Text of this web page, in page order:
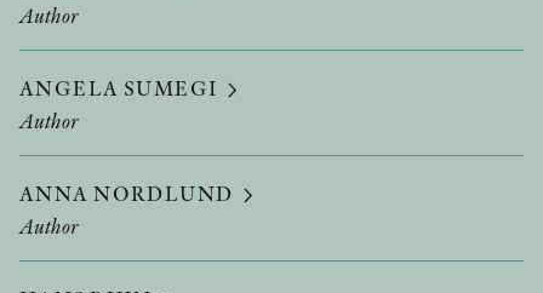
Author
ANGELA SUMEGI
Author
ANNA NORDLUND
Author